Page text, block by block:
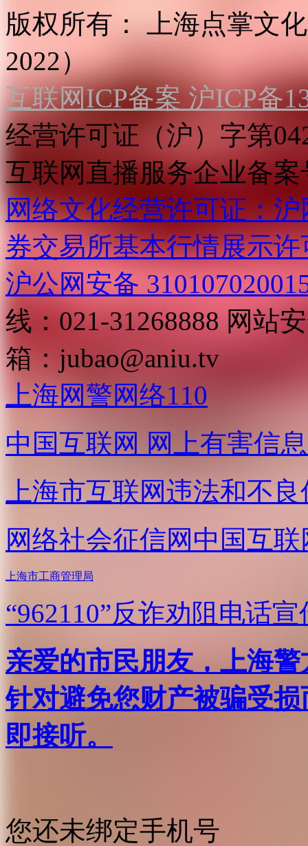
版权所有：
上海点掌文
2022）
互联网ICP备案 沪ICP备
经营许可证（沪）字第
互联网直播服务企业备案
网络文化经营许可证：沪
券交易所基本行情展示许
沪公网安备
线：021-31268888 网站
箱： jubao@aniu.tv
上海网警网络110
中国互联网 网上有害信
上海市互联网违法和不
网络社会征信网 中国互
上海市工商管理局
“962110”反诈劝阻电话宣
亲爱的市民朋友，上海
针对避免您财产被骗受
即接听。
您还未绑定手机号